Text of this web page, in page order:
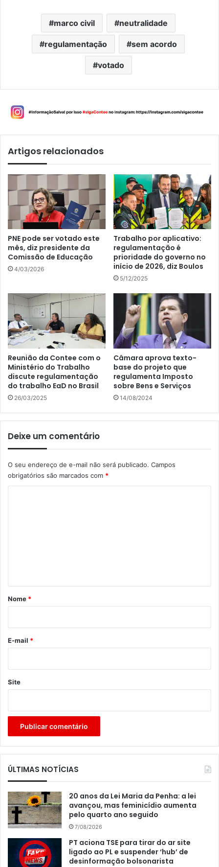
marco civil neutralidade
regulamentação sem acordo
votado
Artigos relacionados
PNE pode ser votado este
mês, diz presidente da
Comissão de Educação
4/03/2026
Trabalho por aplicativo:
regulamentação é
prioridade do governo no
início de 2026, diz Boulos
5/12/2025
Reunião da Contee com o
Ministério do Trabalho
discute regulamentação
do trabalho EaD no Brasil
26/03/2025
Câmara aprova texto-
base do projeto que
regulamenta Imposto
sobre Bens e Serviços
14/08/2024
Deixe um comentário
O seu endereço de e-mail não será publicado. Campos
obrigatórios são marcados com *
r
*
Nome *
E-mail *
Site
ÚLTIMAS NOTÍCIAS
20 anos da Lei Maria da Penha: a lei
avançou, mas feminicídio aumenta
pelo quarto ano seguido
7/08/2026
PT aciona TSE para tirar do ar site
ligado ao PL e suspender ‘hub’ de
desinformação bolsonarista